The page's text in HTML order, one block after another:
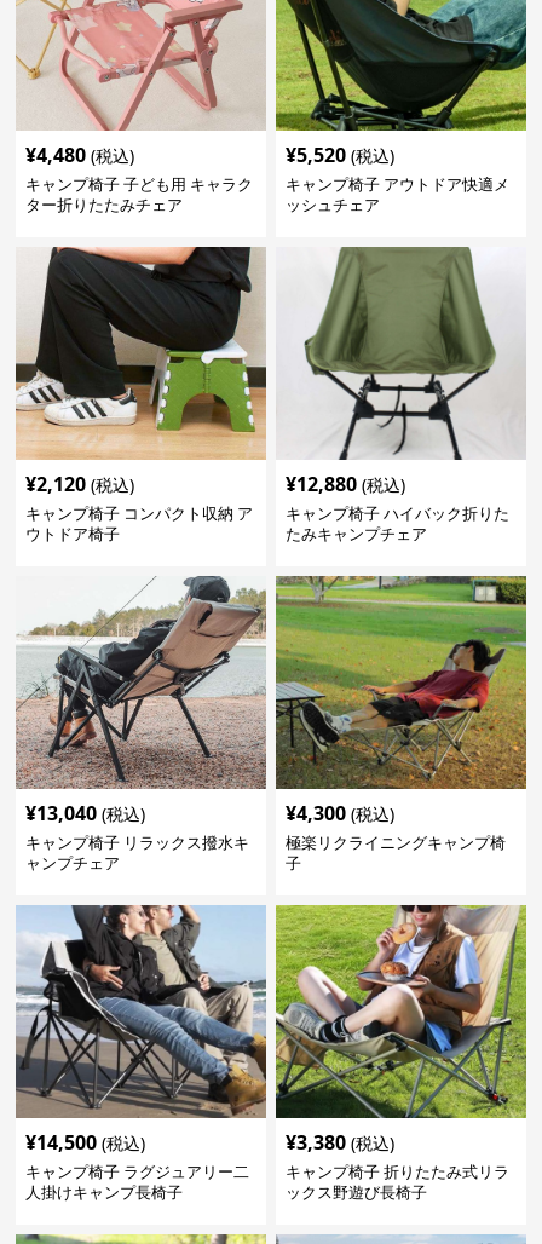
¥4,480 (税込)
キャンプ椅子 子ども用 キャラク
ター折りたたみチェア
¥5,520 (税込)
キャンプ椅子 アウトドア快適メ
ッシュチェア
¥2,120 (税込)
キャンプ椅子 コンパクト収納 ア
ウトドア椅子
¥12,880 (税込)
キャンプ椅子 ハイバック折りた
たみキャンプチェア
¥13,040 (税込)
キャンプ椅子 リラックス撥水キ
ャンプチェア
¥4,300 (税込)
極楽リクライニングキャンプ椅
子
¥14,500 (税込)
キャンプ椅子 ラグジュアリー二
人掛けキャンプ長椅子
¥3,380 (税込)
キャンプ椅子 折りたたみ式リラ
ックス野遊び長椅子